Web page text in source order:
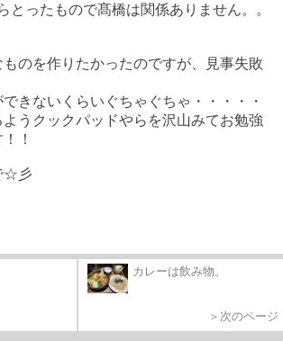
とったもので髙橋は関係ありません。。
のを作りたかったのですが、見事失敗
きないくらいぐちゃぐちゃ・・・・・
うクックパッドやらを沢山みてお勉強
！
☆彡
カレーは飲み物。
＞次のページ